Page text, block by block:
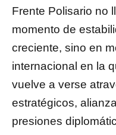
Frente Polisario no
momento de
creciente, sino en
internacional en la
vuelve a verse
estratégicos,
presiones